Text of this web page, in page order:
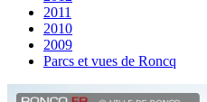
2011
2010
2009
Parcs et vues de Roncq